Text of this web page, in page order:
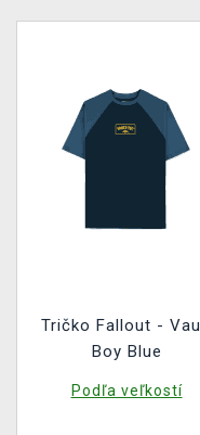
Tričko Fallout -
Boy Blue
Podľa veľkostí